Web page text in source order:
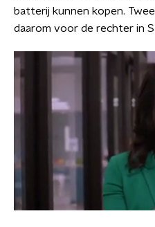
batterij kunnen kopen.
daarom voor de rechter in